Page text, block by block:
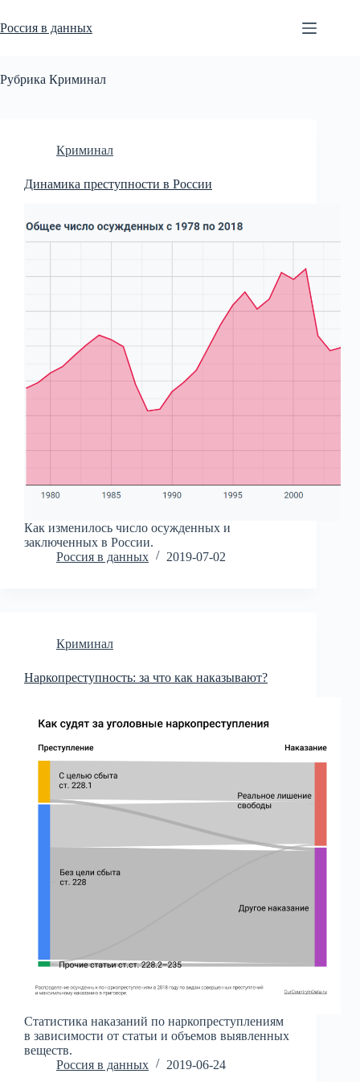
к
сути
Россия в данных
Рубрика Криминал
Криминал
Динамика преступности в России
Как изменилось число осужденных и
заключенных в России.
Россия в данных
2019-07-02
Криминал
Наркопреступность: за что как наказывают?
Статистика наказаний по наркопреступлениям
в зависимости от статьи и объемов выявленных
веществ.
Россия в данных
2019-06-24